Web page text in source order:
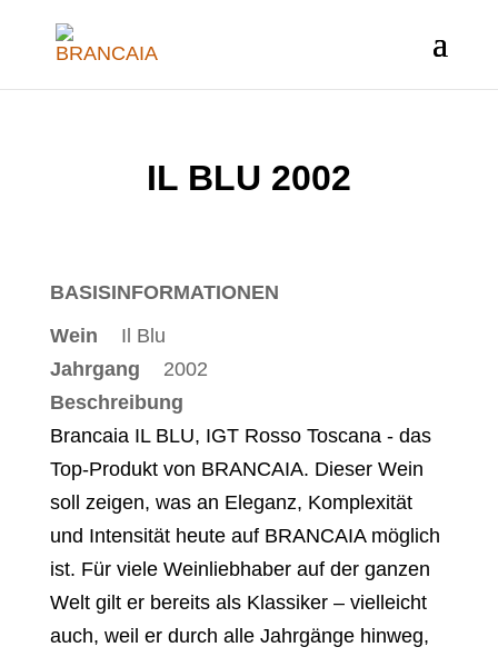
IL BLU 2002
BASISINFORMATIONEN
Wein
Il Blu
Jahrgang
2002
Beschreibung
Brancaia IL BLU, IGT Rosso Toscana - das
Top-Produkt von BRANCAIA. Dieser Wein
soll zeigen, was an Eleganz, Komplexität
und Intensität heute auf BRANCAIA möglich
ist. Für viele Weinliebhaber auf der ganzen
Welt gilt er bereits als Klassiker – vielleicht
auch, weil er durch alle Jahrgänge hinweg,